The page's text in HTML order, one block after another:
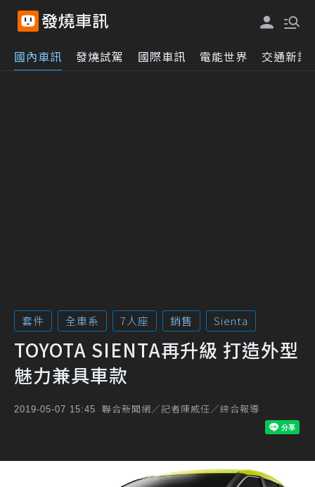
國內車訊 發燒試駕 國際車訊 電能世界 交通新訊
套件 全車系 7人座 銷售 Sienta
TOYOTA SIENTA再升級 打造外型
魅力兼具車款
2019-05-07 15:45 聯合新聞網／記者陳威任／綜合報導